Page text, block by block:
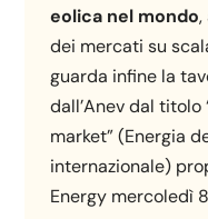
eolica nel mondo
dei mercati su
guarda infine la
dall’Anev dal
market” (Energia
internazionale)
Energy mercoledì